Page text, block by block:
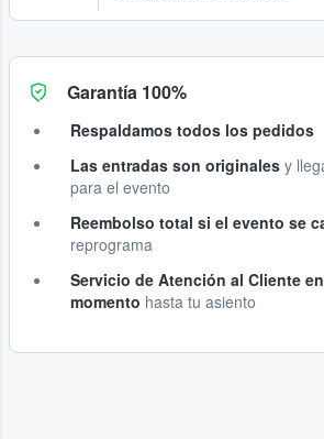
Garantía 100%
Respaldamos todos los pedidos
Las entradas son originales y
para el evento
Reembolso total si el evento se
reprograma
Servicio de Atención al Cliente
momento hasta tu asiento